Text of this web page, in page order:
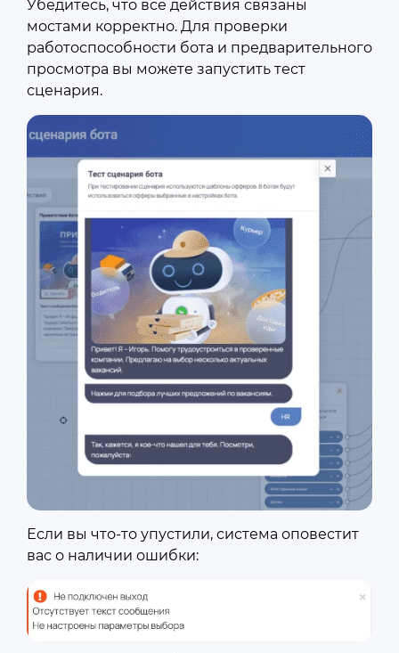
Убедитесь, что все действия связаны
мостами корректно. Для проверки
работоспособности бота и предварительного
просмотра вы можете запустить тест
сценария.
Если вы что-то упустили, система оповестит
вас о наличии ошибки: